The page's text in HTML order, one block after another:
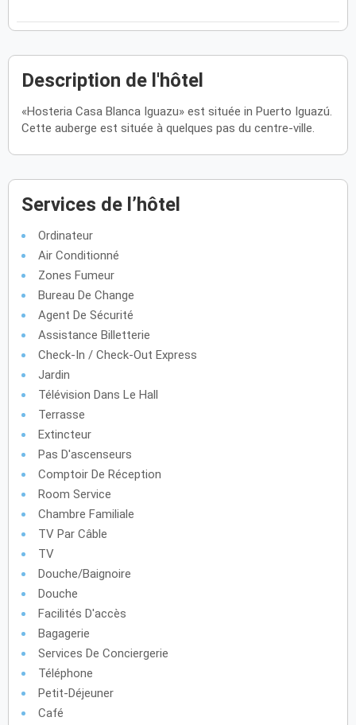
Description de l'hôtel
«Hosteria Casa Blanca Iguazu» est située in Puerto Iguazú.
Cette auberge est située à quelques pas du centre-ville.
Services de l’hôtel
Ordinateur
Air Conditionné
Zones Fumeur
Bureau De Change
Agent De Sécurité
Assistance Billetterie
Check-In / Check-Out Express
Jardin
Télévision Dans Le Hall
Terrasse
Extincteur
Pas D'ascenseurs
Comptoir De Réception
Room Service
Chambre Familiale
TV Par Câble
TV
Douche/baignoire
Douche
Facilités D'accès
Bagagerie
Services De Conciergerie
Téléphone
Petit-Déjeuner
Café